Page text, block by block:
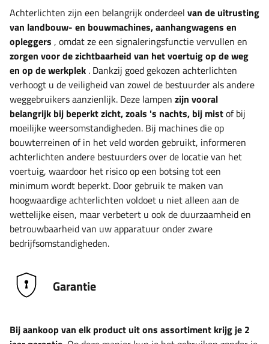
Achterlichten zijn een belangrijk onderdeel van de uitrusting
van landbouw- en bouwmachines, aanhangwagens en
opleggers , omdat ze een signaleringsfunctie vervullen en
zorgen voor de zichtbaarheid van het voertuig op de weg
en op de werkplek . Dankzij goed gekozen achterlichten
verhoogt u de veiligheid van zowel de bestuurder als andere
weggebruikers aanzienlijk. Deze lampen zijn vooral
belangrijk bij beperkt zicht, zoals 's nachts, bij mistof bij
moeilijke weersomstandigheden. Bij machines die op
bouwterreinen of in het veld worden gebruikt, informeren
achterlichten andere bestuurders over de locatie van het
voertuig, waardoor het risico op een botsing tot een
minimum wordt beperkt. Door gebruik te maken van
hoogwaardige achterlichten voldoet u niet alleen aan de
wettelijke eisen, maar verbetert u ook de duurzaamheid en
betrouwbaarheid van uw apparatuur onder zware
bedrijfsomstandigheden.
Garantie
Bij aankoop van elk product uit ons assortiment krijg je 2